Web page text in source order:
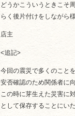
どうかこういうときこそ
らく後片付けをしながら
店主
<追記>
今回の震災で多くのこと
安否確認のため関係者に
この時に芽生えた災害に
として保存することにい